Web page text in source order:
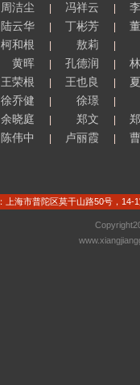
周洁尘
冯祥云
陆云华| 丁彬芳|
柯和根
敖莉
黄晖| 孔德润
王荣根
王也良
徐乔健
徐璟|
余晓庭 郑文
陈伟中
卢丽霞|